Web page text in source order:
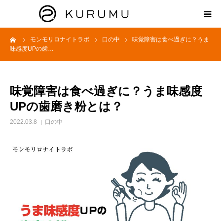
モンモリロナイトラボ 口の中
味覚障害は食べ過ぎに？うま
味感度UPの歯…
味覚障害は食べ過ぎに？うま味感度
UPの歯磨き粉とは？
2022.03.8 口の中
HOME
プロダクト
モンモリロナイトラボ
お知らせ